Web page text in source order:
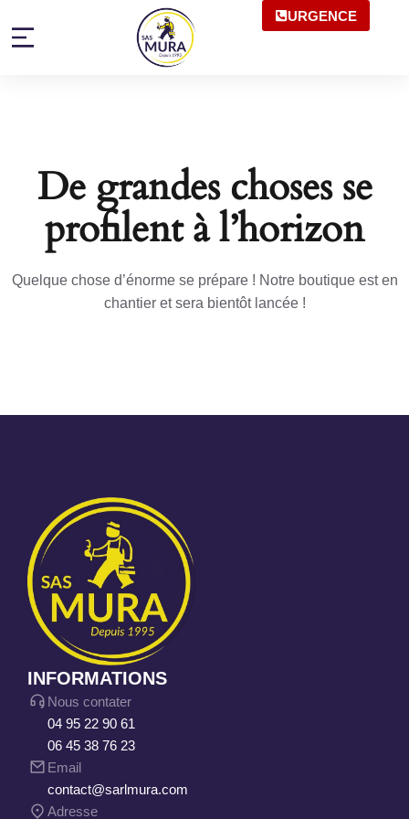
URGENCE
De grandes choses se
profilent à l’horizon
Quelque chose d’énorme se prépare ! Notre boutique est en
chantier et sera bientôt lancée !
INFORMATIONS
Nous contater
04 95 22 90 61
06 45 38 76 23
Email
contact@sarlmura.com
Adresse